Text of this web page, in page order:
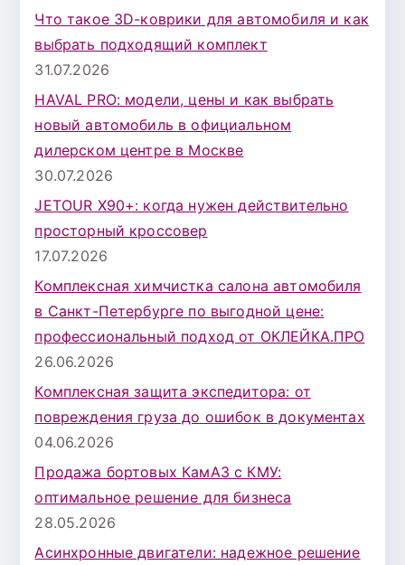
Что такое 3D-коврики для автомобиля и как
выбрать подходящий комплект
31.07.2026
HAVAL PRO: модели, цены и как выбрать
новый автомобиль в официальном
дилерском центре в Москве
30.07.2026
JETOUR X90+: когда нужен действительно
просторный кроссовер
17.07.2026
Комплексная химчистка салона автомобиля
в Санкт-Петербурге по выгодной цене:
профессиональный подход от ОКЛЕЙКА.ПРО
26.06.2026
Комплексная защита экспедитора: от
повреждения груза до ошибок в документах
04.06.2026
Продажа бортовых КамАЗ с КМУ:
оптимальное решение для бизнеса
28.05.2026
Асинхронные двигатели: надежное решение